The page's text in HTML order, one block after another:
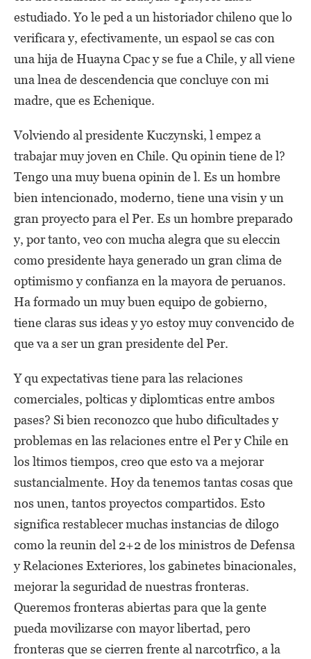
estudiado. Yo le ped a un historiador chileno que lo
verificara y, efectivamente, un espaol se cas con
una hija de Huayna Cpac y se fue a Chile, y all viene
una lnea de descendencia que concluye con mi
madre, que es Echenique.
Volviendo al presidente Kuczynski, l empez a
trabajar muy joven en Chile. Qu opinin tiene de l?
Tengo una muy buena opinin de l. Es un hombre
bien intencionado, moderno, tiene una visin y un
gran proyecto para el Per. Es un hombre preparado
y, por tanto, veo con mucha alegra que su eleccin
como presidente haya generado un gran clima de
optimismo y confianza en la mayora de peruanos.
Ha formado un muy buen equipo de gobierno,
tiene claras sus ideas y yo estoy muy convencido de
que va a ser un gran presidente del Per.
Y qu expectativas tiene para las relaciones
comerciales, polticas y diplomticas entre ambos
pases? Si bien reconozco que hubo dificultades y
problemas en las relaciones entre el Per y Chile en
los ltimos tiempos, creo que esto va a mejorar
sustancialmente. Hoy da tenemos tantas cosas que
nos unen, tantos proyectos compartidos. Esto
significa restablecer muchas instancias de dilogo
como la reunin del 2+2 de los ministros de Defensa
y Relaciones Exteriores, los gabinetes binacionales,
mejorar la seguridad de nuestras fronteras.
Queremos fronteras abiertas para que la gente
pueda movilizarse con mayor libertad, pero
fronteras que se cierren frente al narcotrfico, a la